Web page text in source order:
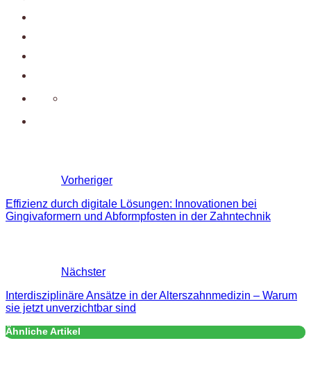
Vorheriger
Effizienz durch digitale Lösungen: Innovationen bei
Gingivaformern und Abformpfosten in der Zahntechnik
Nächster
Interdisziplinäre Ansätze in der Alterszahnmedizin – Warum
sie jetzt unverzichtbar sind
Ähnliche Artikel